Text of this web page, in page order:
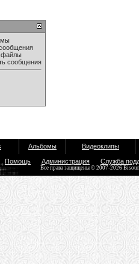
файлы
сообщения
Альбомы Видеоклипы
Помощь Администрация Служба
Все права защищены © 2007-2026